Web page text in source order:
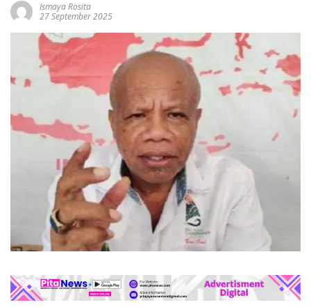
Ismaya Rosita
27 September 2025